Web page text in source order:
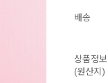
배송
상품정보
(원산지)